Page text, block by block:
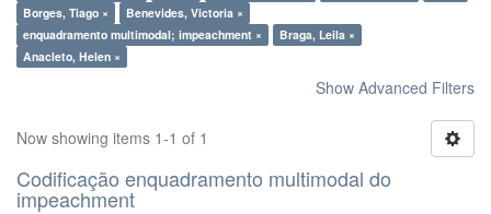
Borges, Tiago ×
Benevides, Victoria ×
enquadramento multimodal; impeachment ×
Braga, Leila ×
Anacleto, Helen ×
Show Advanced Filters
Now showing items 1-1 of 1
Codificação enquadramento multimodal do
impeachment